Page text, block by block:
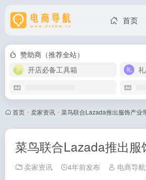
首页
赞助商（推荐全站）
开店必备工具箱
首页 • 卖家资讯 • 菜鸟联合Lazada推出服饰产业
菜鸟联合Lazada推出
卖家资讯 4年前发布 电商导